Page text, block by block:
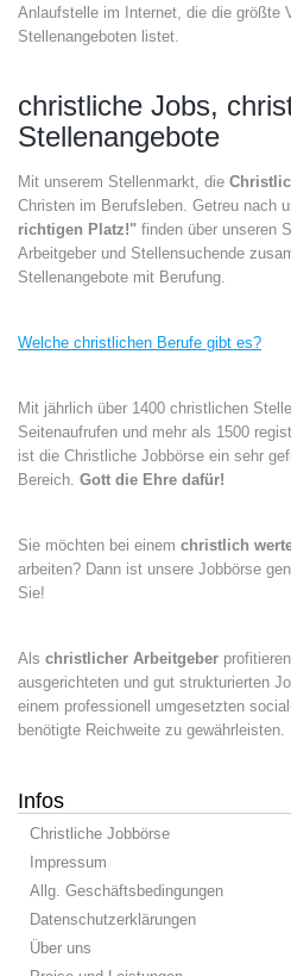
Anlaufstelle im Internet, die die größte
Stellenangeboten listet.
christliche Jobs,
Stellenangebote
Mit unserem Stellenmarkt, die
Christen im Berufsleben. Getreu nach
richtigen Platz!" finden über unseren
Arbeitgeber und Stellensuchende
Stellenangebote mit Berufung.
Welche christlichen Berufe gibt es?
Mit jährlich über 1400 christlichen
Seitenaufrufen und mehr als 1500
ist die Christliche Jobbörse ein sehr
Bereich. Gott die Ehre dafür!
Sie möchten bei einem christlich
arbeiten? Dann ist unsere Jobbörse
Sie!
Als christlicher Arbeitgeber
ausgerichteten und gut strukturierten
einem professionell umgesetzten
benötigte Reichweite zu gewährleisten.
Infos
Christliche Jobbörse
Impressum
Allg. Geschäftsbedingungen
Datenschutzerklärungen
Über uns